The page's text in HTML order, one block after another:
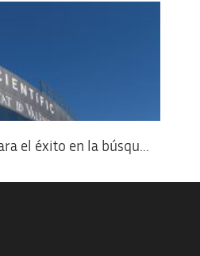
el éxito en la búsqu...